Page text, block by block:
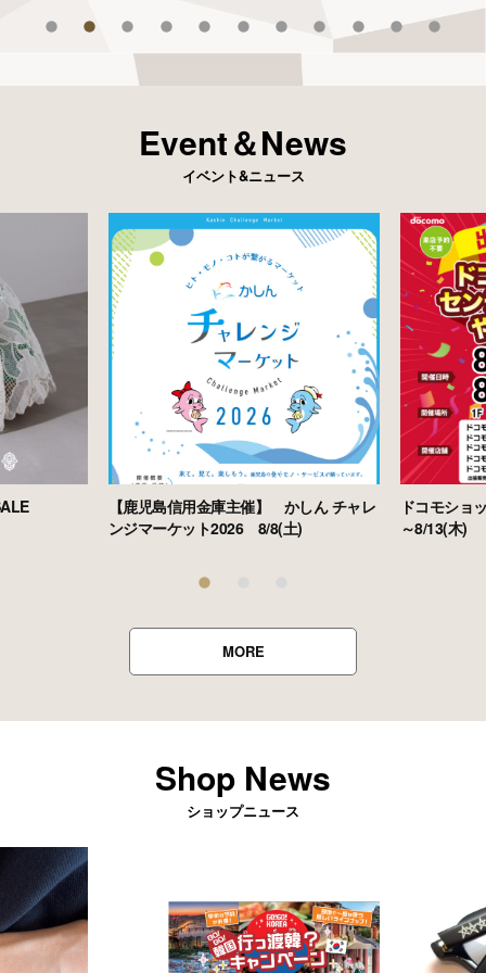
Event＆News
イベント&ニュース
【鹿児島信用金庫主催】 かしん チャレ
ンジマーケット2026 8/8(土)
ドコモショ
～8/13(木)
MORE
Shop News
ショップニュース